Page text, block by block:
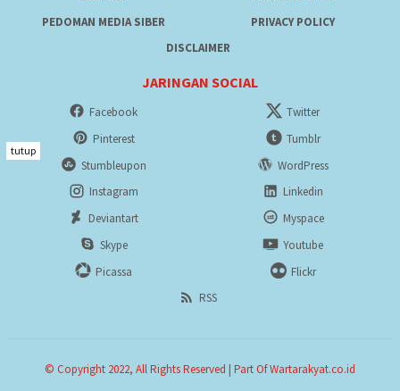
PEDOMAN MEDIA SIBER
PRIVACY POLICY
DISCLAIMER
JARINGAN SOCIAL
Facebook
Twitter
Pinterest
Tumblr
Stumbleupon
WordPress
Instagram
Linkedin
Deviantart
Myspace
Skype
Youtube
Picassa
Flickr
RSS
© Copyright 2022, All Rights Reserved | Part Of Wartarakyat.co.id
tutup